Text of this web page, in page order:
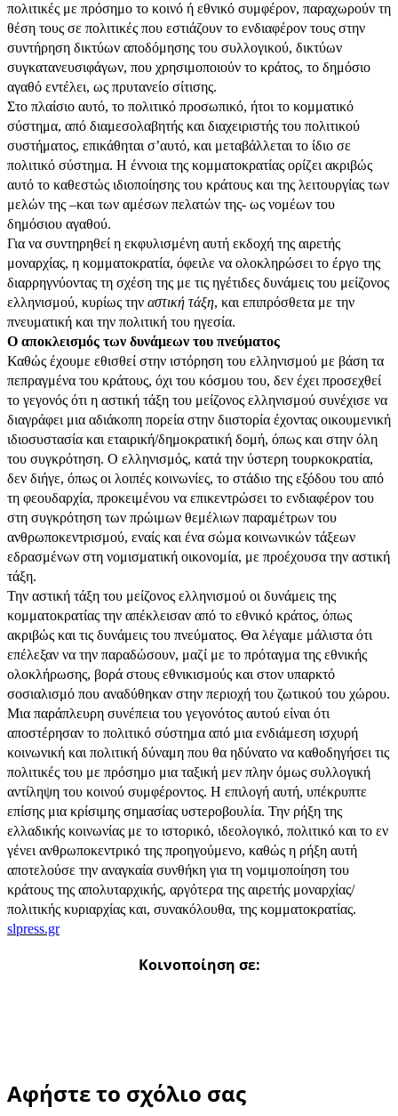
πολιτικές με πρόσημο το κοινό ή εθνικό συμφέρον, παραχωρούν τη
θέση τους σε πολιτικές που εστιάζουν το ενδιαφέρον τους στην
συντήρηση δικτύων αποδόμησης του συλλογικού, δικτύων
συγκατανευσιφάγων, που χρησιμοποιούν το κράτος, το δημόσιο
αγαθό εντέλει, ως πρυτανείο σίτισης.
Στο πλαίσιο αυτό, το πολιτικό προσωπικό, ήτοι το κομματικό
σύστημα, από διαμεσολαβητής και διαχειριστής του πολιτικού
συστήματος, επικάθηται σ’αυτό, και μεταβάλλεται το ίδιο σε
πολιτικό σύστημα. Η έννοια της κομματοκρατίας ορίζει ακριβώς
αυτό το καθεστώς ιδιοποίησης του κράτους και της λειτουργίας των
μελών της –και των αμέσων πελατών της- ως νομέων του
δημόσιου αγαθού.
Για να συντηρηθεί η εκφυλισμένη αυτή εκδοχή της αιρετής
μοναρχίας, η κομματοκρατία, όφειλε να ολοκληρώσει το έργο της
διαρρηγνύοντας τη σχέση της με τις ηγέτιδες δυνάμεις του μείζονος
ελληνισμού, κυρίως την αστική τάξη, και επιπρόσθετα με την
πνευματική και την πολιτική του ηγεσία.
Ο αποκλεισμός των δυνάμεων του πνεύματος
Καθώς έχουμε εθισθεί στην ιστόρηση του ελληνισμού με βάση τα
πεπραγμένα του κράτους, όχι του κόσμου του, δεν έχει προσεχθεί
το γεγονός ότι η αστική τάξη του μείζονος ελληνισμού συνέχισε να
διαγράφει μια αδιάκοπη πορεία στην διιστορία έχοντας οικουμενική
ιδιοσυστασία και εταιρική/δημοκρατική δομή, όπως και στην όλη
του συγκρότηση. Ο ελληνισμός, κατά την ύστερη τουρκοκρατία,
δεν διήγε, όπως οι λοιπές κοινωνίες, το στάδιο της εξόδου του από
τη φεουδαρχία, προκειμένου να επικεντρώσει το ενδιαφέρον του
στη συγκρότηση των πρώιμων θεμέλιων παραμέτρων του
ανθρωποκεντρισμού, εναίς και ένα σώμα κοινωνικών τάξεων
εδρασμένων στη νομισματική οικονομία, με προέχουσα την αστική
τάξη.
Την αστική τάξη του μείζονος ελληνισμού οι δυνάμεις της
κομματοκρατίας την απέκλεισαν από το εθνικό κράτος, όπως
ακριβώς και τις δυνάμεις του πνεύματος. Θα λέγαμε μάλιστα ότι
επέλεξαν να την παραδώσουν, μαζί με το πρόταγμα της εθνικής
ολοκλήρωσης, βορά στους εθνικισμούς και στον υπαρκτό
σοσιαλισμό που αναδύθηκαν στην περιοχή του ζωτικού του χώρου.
Μια παράπλευρη συνέπεια του γεγονότος αυτού είναι ότι
αποστέρησαν το πολιτικό σύστημα από μια ενδιάμεση ισχυρή
κοινωνική και πολιτική δύναμη που θα ηδύνατο να καθοδηγήσει τις
πολιτικές του με πρόσημο μια ταξική μεν πλην όμως συλλογική
αντίληψη του κοινού συμφέροντος. Η επιλογή αυτή, υπέκρυπτε
επίσης μια κρίσιμης σημασίας υστεροβουλία. Την ρήξη της
ελλαδικής κοινωνίας με το ιστορικό, ιδεολογικό, πολιτικό και το εν
γένει ανθρωποκεντρικό της προηγούμενο, καθώς η ρήξη αυτή
αποτελούσε την αναγκαία συνθήκη για τη νομιμοποίηση του
κράτους της απολυταρχικής, αργότερα της αιρετής μοναρχίας/
πολιτικής κυριαρχίας και, συνακόλουθα, της κομματοκρατίας.
slpress.gr
Κοινοποίηση σε:
Αφήστε το σχόλιο σας